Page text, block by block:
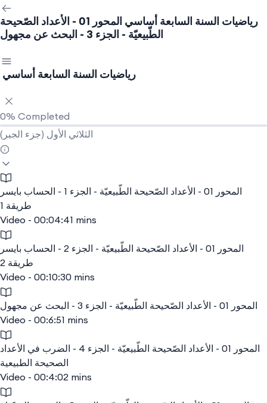
رياضيات السنة السابعة أساسي
المحور 01 - الأعداد الصّحيحة
الطّبيعيّة - الجزء 3 - البحث عن مجهول
رياضيات السنة السابعة أساسي
0% Completed
(جزء الجبر) الثلاثي الأول
المحور 01 - الأعداد الصّحيحة الطّبيعيّة - الجزء 1 - الحساب بايسر
طريقة 1
Video - 00:04:41 mins
المحور 01 - الأعداد الصّحيحة الطّبيعيّة - الجزء 2 - الحساب بايسر
طريقة 2
Video - 00:10:30 mins
المحور 01 - الأعداد الصّحيحة الطّبيعيّة - الجزء 3 - البحث عن مجهول
Video - 00:6:51 mins
المحور 01 - الأعداد الصّحيحة الطّبيعيّة - الجزء 4 - الضرب في الأعداد
الصحيحة الطبيعية
Video - 00:4:02 mins